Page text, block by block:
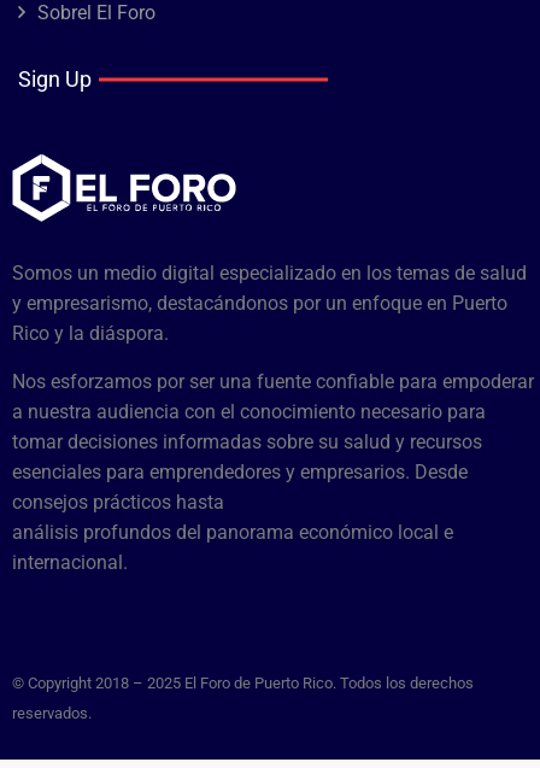
Sobrel El Foro
Sign Up
Somos un medio digital especializado en los temas de salud
y empresarismo, destacándonos por un enfoque en Puerto
Rico y la diáspora.
Nos esforzamos por ser una fuente confiable para empoderar
a nuestra audiencia con el conocimiento necesario para
tomar decisiones informadas sobre su salud y recursos
esenciales para emprendedores y empresarios. Desde
consejos prácticos hasta
análisis profundos del panorama económico local e
internacional.
© Copyright 2018 – 2025 El Foro de Puerto Rico. Todos los derechos
reservados.